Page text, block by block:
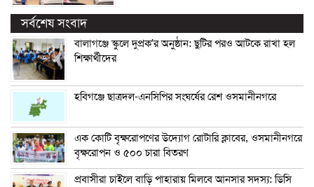
সর্বশেষ সংবাদ
বালাগঞ্জে স্কুলে দুপ্রক’র অনুষ্ঠান: ছুটির পরও আটকে রাখা হল
শিক্ষার্থীদের
হবিগঞ্জে ছাত্রদল-এনসিপির সংঘর্ষের রেশ ওসমানীনগরে
এক কোটি বৃক্ষরোপণের উদ্যোগ রোটারি ক্লাবের, ওসমানীনগরে
বৃক্ষরোপন ও ৫০০ চারা বিতরণ
প্রবাসীরা চাইলে বাড়ি পাহারায় মিলবে আনসার সদস্য: ডিসি